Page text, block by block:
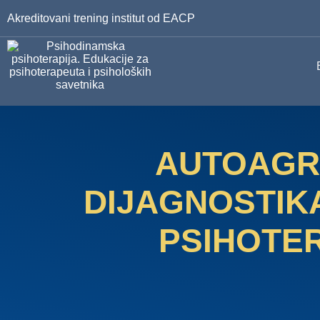
Akreditovani trening institut od EACP